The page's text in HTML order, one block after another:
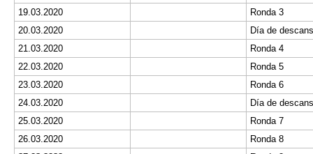
19.03.2020
Ronda 3
20.03.2020
Día de
21.03.2020
Ronda 4
22.03.2020
Ronda 5
23.03.2020
Ronda 6
24.03.2020
Día de
25.03.2020
Ronda 7
26.03.2020
Ronda 8